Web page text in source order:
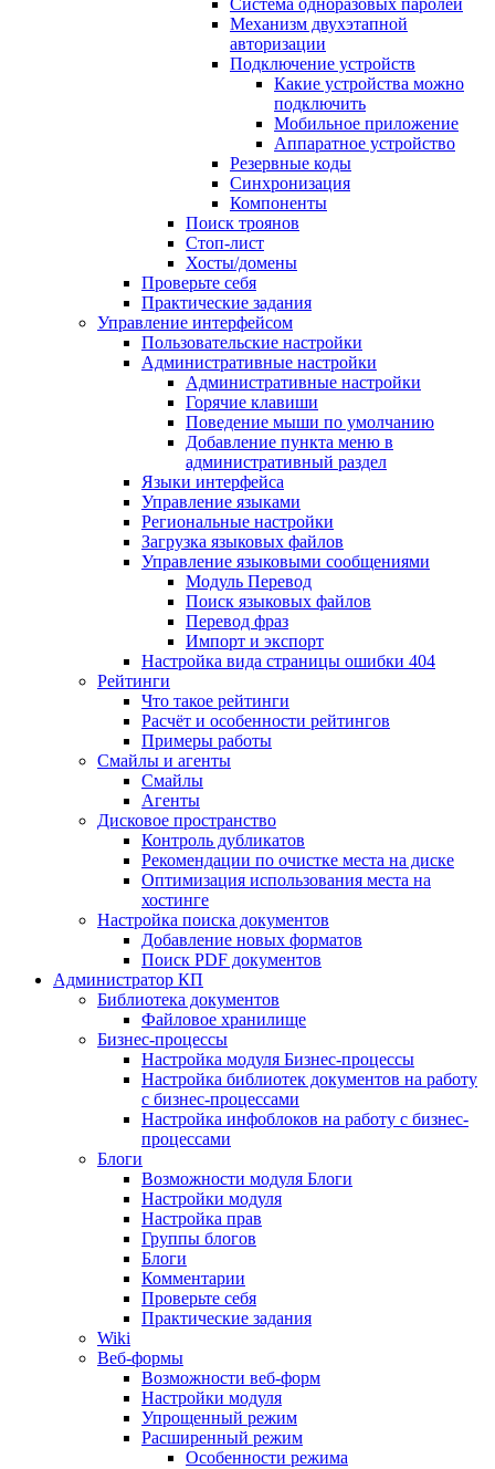
Система одноразовых паролей
Механизм двухэтапной
авторизации
Подключение устройств
Какие устройства можно
подключить
Мобильное приложение
Аппаратное устройство
Резервные коды
Синхронизация
Компоненты
Поиск троянов
Стоп-лист
Хосты/домены
Проверьте себя
Практические задания
Управление интерфейсом
Пользовательские настройки
Административные настройки
Административные настройки
Горячие клавиши
Поведение мыши по умолчанию
Добавление пункта меню в
административный раздел
Языки интерфейса
Управление языками
Региональные настройки
Загрузка языковых файлов
Управление языковыми сообщениями
Mодуль Перевод
Поиск языковых файлов
Перевод фраз
Импорт и экспорт
Настройка вида страницы ошибки 404
Рейтинги
Что такое рейтинги
Расчёт и особенности рейтингов
Примеры работы
Смайлы и агенты
Смайлы
Агенты
Дисковое пространство
Контроль дубликатов
Рекомендации по очистке места на диске
Оптимизация использования места на
хостинге
Настройка поиска документов
Добавление новых форматов
Поиск PDF документов
Администратор КП
Библиотека документов
Файловое хранилище
Бизнес-процессы
Настройка модуля Бизнес-процессы
Настройка библиотек документов на работу
с бизнес-процессами
Настройка инфоблоков на работу с бизнес-
процессами
Блоги
Возможности модуля Блоги
Настройки модуля
Настройка прав
Группы блогов
Блоги
Комментарии
Проверьте себя
Практические задания
Wiki
Веб-формы
Возможности веб-форм
Настройки модуля
Упрощенный режим
Расширенный режим
Особенности режима